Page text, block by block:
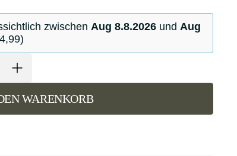
zwischen Aug 8.8.2026 und Aug
WARENKORB